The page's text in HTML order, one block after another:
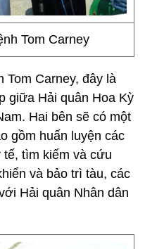
Tom Carney
Tom Carney, đây là
giữa Hải quân Hoa Kỳ
Hai bên sẽ có một
gồm huấn luyện các
tế, tìm kiếm và cứu
và bảo trì tàu, các
Hải quân Nhân dân